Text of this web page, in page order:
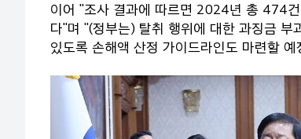
이어 "조사 결과에 따르면 2024년 총 474
다"며 "(정부는) 탈취 행위에 대한 과징금
있도록 손해액 산정 가이드라인도 마련할